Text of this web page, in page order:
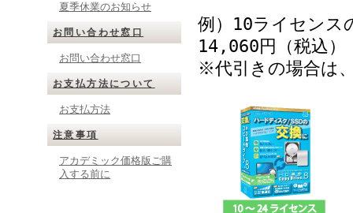
夏季休業のお知らせ
お問い合わせ窓口
お問い合わせ窓口
お支払方法について
お支払方法
注意事項
アカデミック価格版ご購
入する前に
例）10ライセン
14,060円（税込）
※代引きの場合は